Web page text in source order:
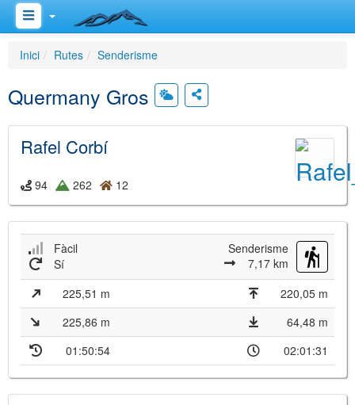
Inici Rutes Senderisme
Quermany Gros
Rafel Corbí
94 262 12
Fàcil
Senderisme
7,17 km
Sí
225,51 m
220,05 m
225,86 m
64,48 m
01:50:54
02:01:31